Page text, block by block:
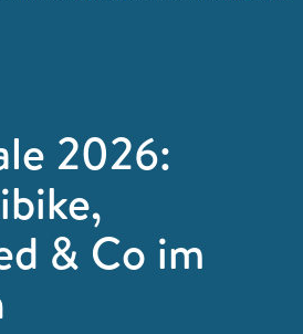
2026:
& Co im